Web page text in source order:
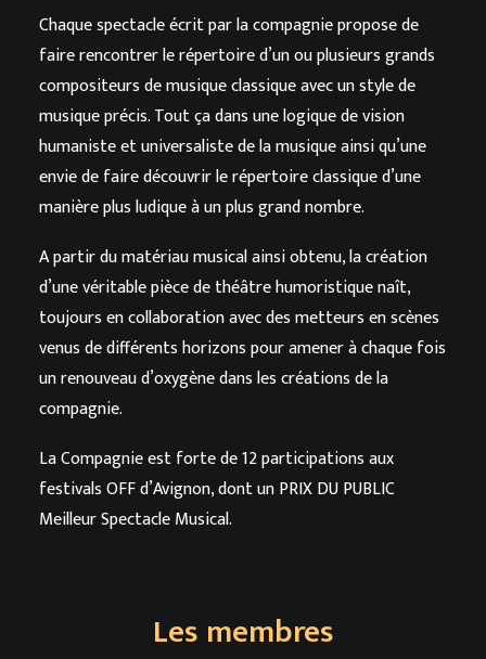
MUSIQUE
CONTACT
Chaque spectacle écrit par la compagnie propose de
faire rencontrer le répertoire d’un ou plusieurs grands
compositeurs de musique classique avec un style de
musique précis. Tout ça dans une logique de vision
humaniste et universaliste de la musique ainsi qu’une
envie de faire découvrir le répertoire classique d’une
manière plus ludique à un plus grand nombre.
A partir du matériau musical ainsi obtenu, la création
d’une véritable pièce de théâtre humoristique naît,
toujours en collaboration avec des metteurs en scènes
venus de différents horizons pour amener à chaque fois
un renouveau d’oxygène dans les créations de la
compagnie.
La Compagnie est forte de 12 participations aux
festivals OFF d’Avignon, dont un PRIX DU PUBLIC
Meilleur Spectacle Musical.
Les membres